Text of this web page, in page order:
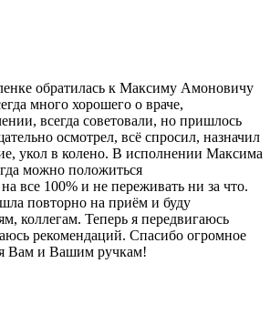
обратилась к Максиму Амоновичу
много хорошего о враче,
всегда советовали, но пришлось
осмотрел, всё спросил, назначил
укол в колено. В исполнении Максима
можно положиться
все 100% и не переживать ни за что.
повторно на приём и буду
коллегам. Теперь я передвигаюсь
рекомендаций. Спасибо огромное
Вам и Вашим ручкам!